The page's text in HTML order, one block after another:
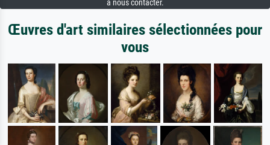
à nous contacter.
Œuvres d'art similaires sélectionnées pour
vous